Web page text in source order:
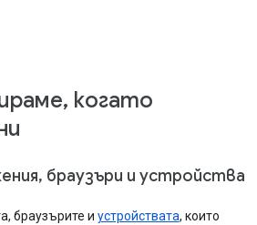
когато
браузъри и устройства
браузърите и устройствата, които